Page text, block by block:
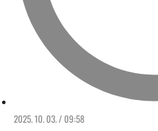
2025. 10. 03. / 09:58